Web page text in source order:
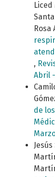
Rosa
,
Abril
de